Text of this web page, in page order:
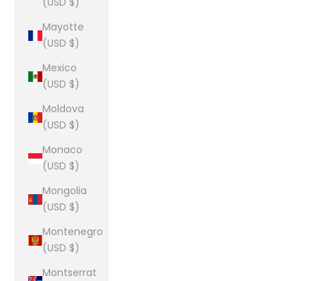
Mayotte
(USD $)
Mexico
(USD $)
Moldova
(USD $)
Monaco
(USD $)
Mongolia
(USD $)
Montenegro
(USD $)
Montserrat